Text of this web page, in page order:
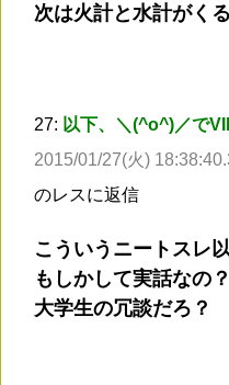
次は火計と水計がく
27: 以下、＼(^o^)／で
2015/01/27(火)
のレスに返信
こういうニートスレ
もしかして実話なの？
大学生の冗談だろ？